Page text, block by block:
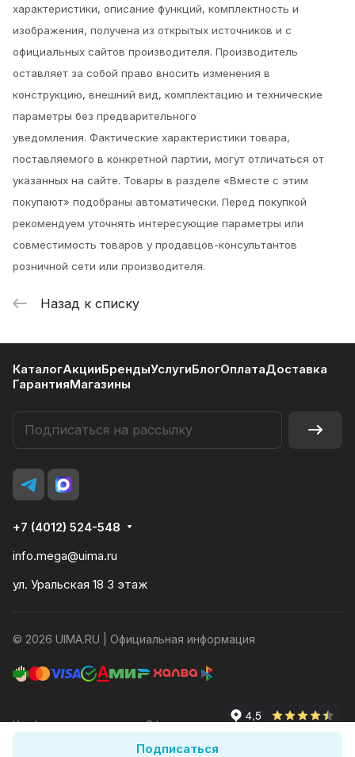
Подписаться
характеристики, описание функций, комплектность и
изображения, получена из открытых источников и с
официальных сайтов производителя. Производитель
оставляет за собой право вносить изменения в
конструкцию, внешний вид, комплектацию и технические
параметры без предварительного
уведомления. Фактические характеристики товара,
поставляемого в конкретной партии, могут отличаться от
указанных на сайте. Товары в разделе «Вместе с этим
покупают» подобраны автоматически. Перед покупкой
рекомендуем уточнять интересующие параметры или
совместимость товаров у продавцов-консультантов
розничной сети или производителя.
Назад к списку
КаталогАкцииБрендыУслугиБлогОплатаДоставка
ГарантияМагазины
+7 (4012) 524-548
info.mega@uima.ru
ул. Уральская 18 3 этаж
© 2026 UIMA.RU | Официальная информация
Конфиденциальность Оферта